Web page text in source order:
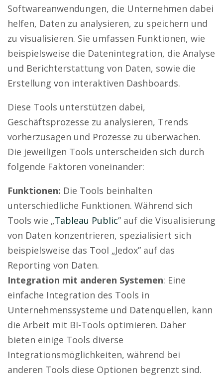
Softwareanwendungen, die Unternehmen dabei
helfen, Daten zu analysieren, zu speichern und
zu visualisieren. Sie umfassen Funktionen, wie
beispielsweise die Datenintegration, die Analyse
und Berichterstattung von Daten, sowie die
Erstellung von interaktiven Dashboards.
Diese Tools unterstützen dabei,
Geschäftsprozesse zu analysieren, Trends
vorherzusagen und Prozesse zu überwachen.
Die jeweiligen Tools unterscheiden sich durch
folgende Faktoren voneinander:
Funktionen: Die Tools beinhalten
unterschiedliche Funktionen. Während sich
Tools wie „Tableau Public” auf die Visualisierung
von Daten konzentrieren, spezialisiert sich
beispielsweise das Tool „Jedox” auf das
Reporting von Daten.
Integration mit anderen Systemen: Eine
einfache Integration des Tools in
Unternehmenssysteme und Datenquellen, kann
die Arbeit mit BI-Tools optimieren. Daher
bieten einige Tools diverse
Integrationsmöglichkeiten, während bei
anderen Tools diese Optionen begrenzt sind.